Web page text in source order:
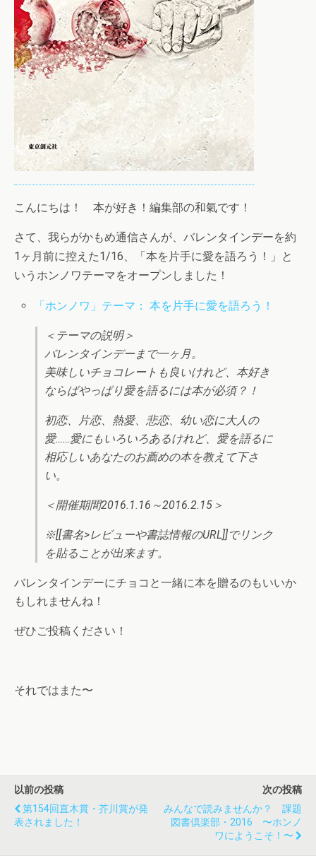
こんにちは！ 本が好き！編集部の和氣です！
さて、我らがかもめ通信さんが、バレンタインデーを約
1ヶ月前に控えた1/16、「本を片手に愛を語ろう！」と
いうホンノワテーマをオープンしました！
「ホンノワ」テーマ： 本を片手に愛を語ろう！
＜テーマの説明＞
バレンタインデーまで一ヶ月。
美味しいチョコレートも良いけれど、本好き
ならばやっぱり愛を語るには本が必須？！
初恋、片恋、熱愛、悲恋、幼い恋に大人の
愛……愛にもいろいろあるけれど、愛を語るに
相応しいあなたのお薦めの本を教えて下さ
い。
＜開催期間2016.1.16～2016.2.15＞
※[[書名>レビューや書誌情報のURL]]でリンク
を貼ることが出来ます。
バレンタインデーにチョコと一緒に本を贈るのもいいか
もしれませんね！
ぜひご投稿ください！
それではまた〜
以前の投稿
第154回直木賞・芥川賞が発
表されました！
次の投稿
みんなで読みませんか？ 課題
図書倶楽部・2016 〜ホンノ
ワにようこそ！〜